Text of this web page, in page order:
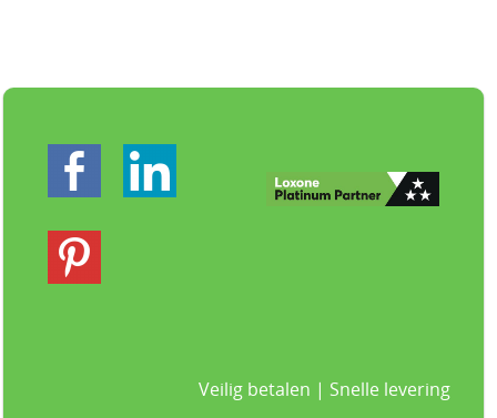
Veilig betalen | Snelle levering